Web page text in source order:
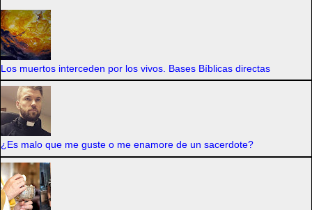
Los muertos interceden por los vivos. Bases Bíblicas directas
¿Es malo que me guste o me enamore de un sacerdote?